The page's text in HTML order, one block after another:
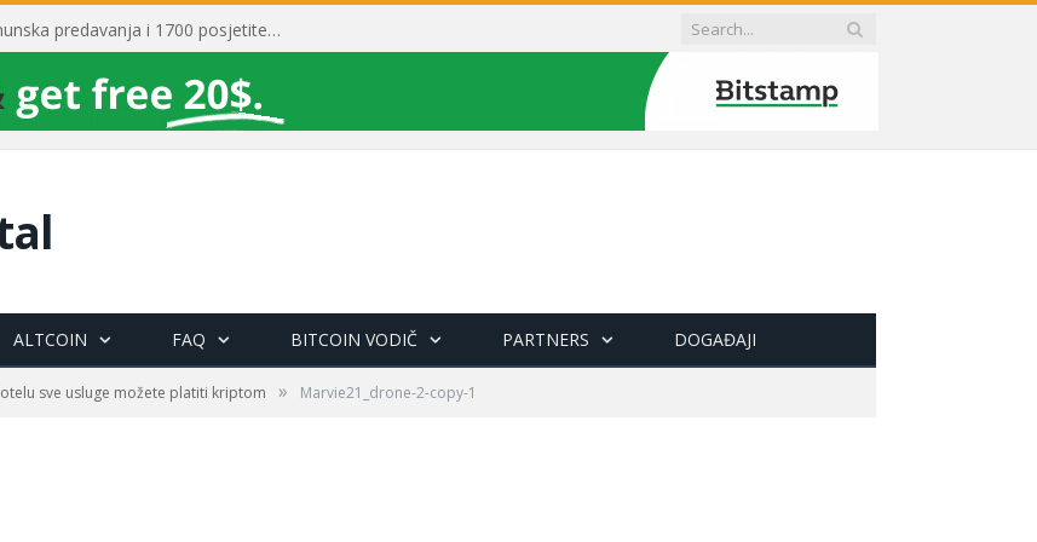
Toni Milun postao “milijarder”! Vrhunska predavanja i 1700 posjetitelja obilježili su mjesec financijske pismenosti
ALTCOIN FAQ BITCOIN VODIČ PARTNERS DOGAĐAJI
sve usluge možete platiti kriptom » Marvie21_drone-2-copy-1